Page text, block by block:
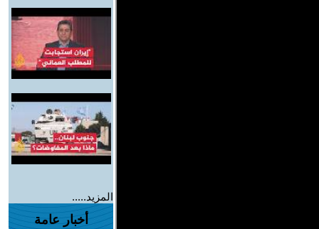
المزيد.....
أخبار عامة